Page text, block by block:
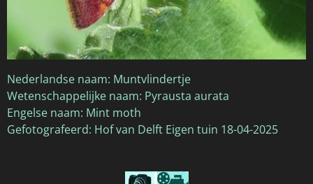
Nederlandse naam: Muntvlindertje
Wetenschappelijke naam: Pyrausta aurata
Engelse naam: Mint moth
Gefotografeerd: Hof van Delft Eigen tuin 18-04-2025